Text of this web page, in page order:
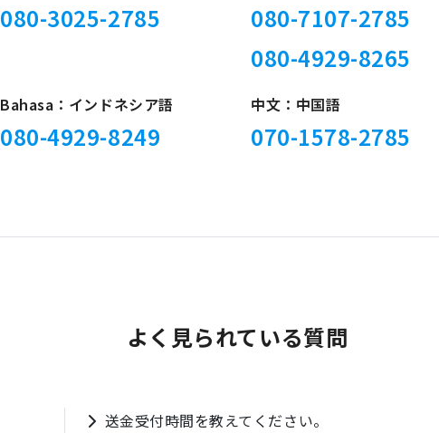
080-3025-2785
080-7107-2785
080-4929-8265
Bahasa：インドネシア語
080-4929-8249
中文：中国語
070-1578-2785
よく見られている質問
送金受付時間を教えてください。